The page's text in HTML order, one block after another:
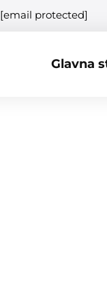
[email protected]
Glavna